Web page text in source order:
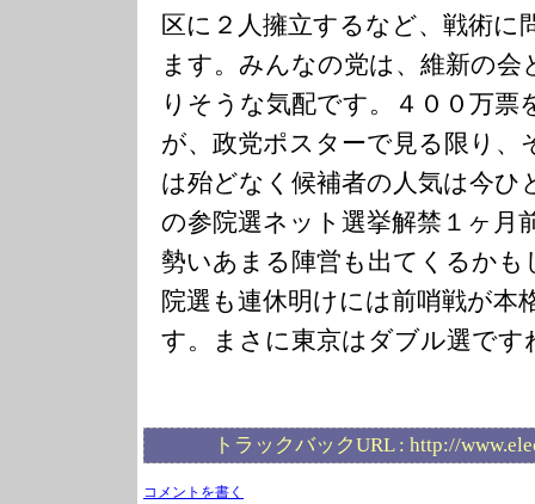
区に２人擁立するなど、戦術に
ます。みんなの党は、維新の
りそうな気配です。４００万票
が、政党ポスターで見る限り、
は殆どなく候補者の人気は今ひ
の参院選ネット選挙解禁１ヶ月
勢いあまる陣営も出てくるか
院選も連休明けには前哨戦が本
す。まさに東京はダブル選です
トラックバックURL : http://
コメントを書く